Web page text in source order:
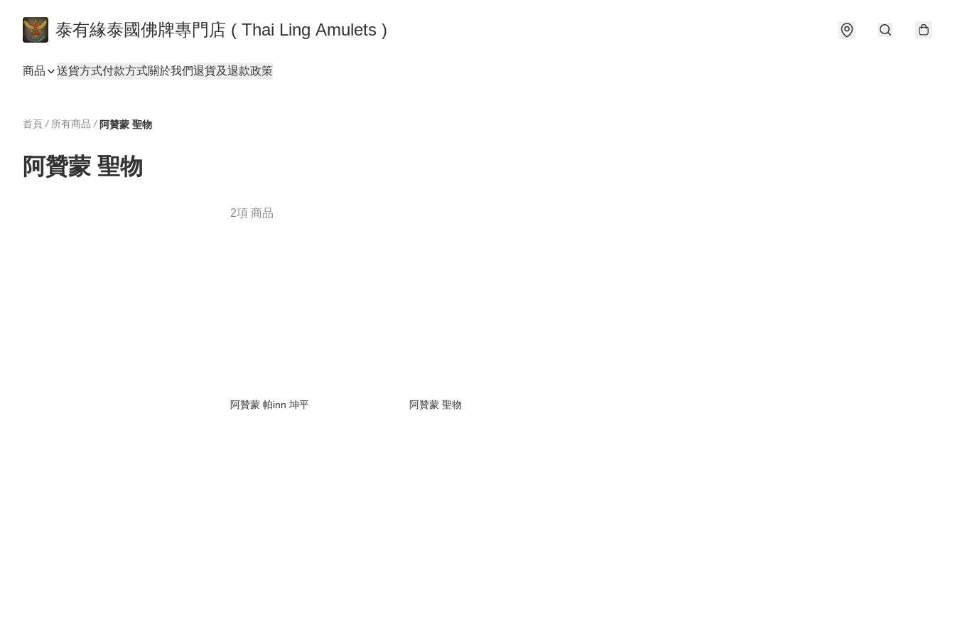
泰有緣泰國佛牌專門店 ( Thai Ling Amulets )
商品 送貨方式付款方式關於我們退貨及退款政策
首頁 / 所有商品 / 阿贊蒙 聖物
阿贊蒙 聖物
2項 商品
阿贊蒙 帕inn 坤平 阿贊蒙 聖物